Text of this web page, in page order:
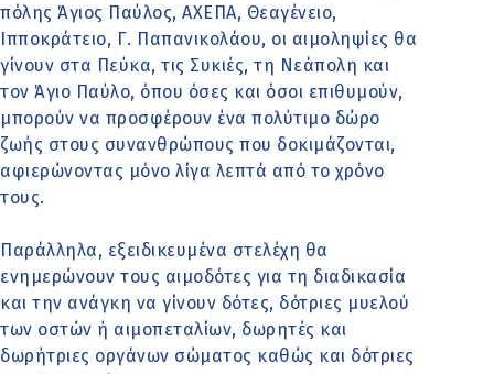
πόλης Άγιος Παύλος, ΑΧΕΠΑ, Θεαγένειο,
Ιπποκράτειο, Γ. Παπανικολάου, οι αιμοληψίες θα
γίνουν στα Πεύκα, τις Συκιές, τη Νεάπολη και
τον Άγιο Παύλο, όπου όσες και όσοι επιθυμούν,
μπορούν να προσφέρουν ένα πολύτιμο δώρο
ζωής στους συνανθρώπους που δοκιμάζονται,
αφιερώνοντας μόνο λίγα λεπτά από το χρόνο
τους.
Παράλληλα, εξειδικευμένα στελέχη θα
ενημερώνουν τους αιμοδότες για τη διαδικασία
και την ανάγκη να γίνουν δότες, δότριες μυελού
των οστών ή αιμοπεταλίων, δωρητές και
δωρήτριες οργάνων σώματος καθώς και δότριες